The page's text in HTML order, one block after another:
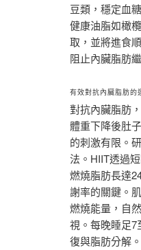
豆類，穩定血
健康油脂如橄
取，並將進食
阻止內臟脂肪
有效對抗內臟脂肪的
對抗內臟脂肪
體重下降後肚
的刺激有限。
法。HIIT透過
燃燒脂肪長達
謝率的關鍵。
燃燒能量，自
視。每晚睡足7
復與脂肪分解